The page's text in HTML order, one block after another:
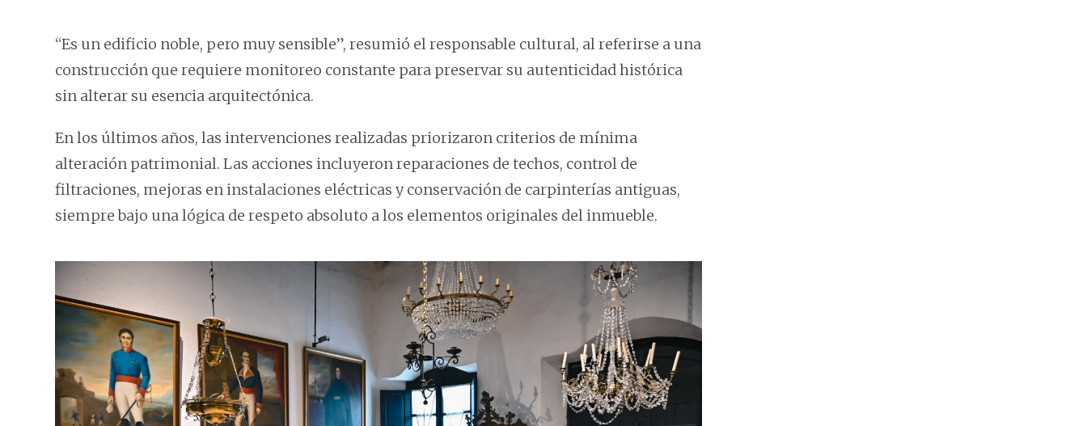
“Es un edificio noble, pero muy sensible”, resumió el responsable cultural, al referirse a una
construcción que requiere monitoreo constante para preservar su autenticidad histórica
sin alterar su esencia arquitectónica.
En los últimos años, las intervenciones realizadas priorizaron criterios de mínima
alteración patrimonial. Las acciones incluyeron reparaciones de techos, control de
filtraciones, mejoras en instalaciones eléctricas y conservación de carpinterías antiguas,
siempre bajo una lógica de respeto absoluto a los elementos originales del inmueble.